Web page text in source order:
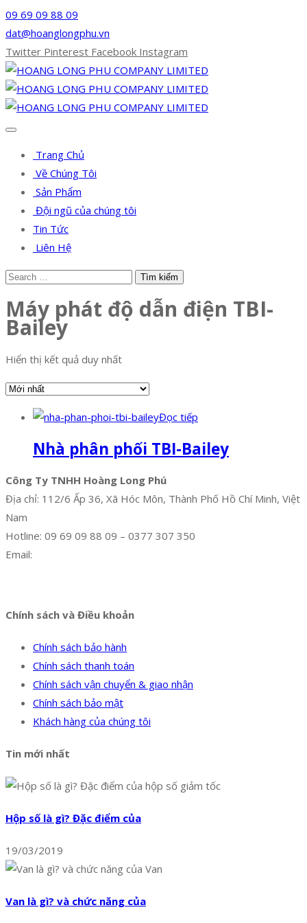
09 69 09 88 09
dat@hoanglongphu.vn
Twitter Pinterest Facebook Instagram
Trang Chủ
Về Chúng Tôi
Sản Phẩm
Đội ngũ của chúng tôi
Tin Tức
Liên Hệ
Máy phát độ dẫn điện TBI-
Bailey
Hiển thị kết quả duy nhất
Đọc tiếp
Nhà phân phối TBI-Bailey
Công Ty TNHH Hoàng Long Phú
Địa chỉ: 112/6 Ấp 36, Xã Hóc Môn, Thành Phố Hồ Chí Minh, Việt
Nam
Hotline: 09 69 09 88 09 – 0377 307 350
Email:
Chính sách và Điều khoản
Chính sách bảo hành
Chính sách thanh toán
Chính sách vận chuyển & giao nhận
Chính sách bảo mật
Khách hàng của chúng tôi
Tin mới nhất
Hộp số là gì? Đặc điểm của
19/03/2019
Van là gì? và chức năng của